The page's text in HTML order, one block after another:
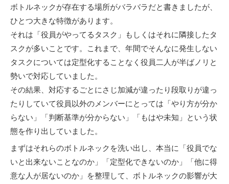
ボトルネックが存在する場所がバラバラだと書きましたが、
ひとつ大きな特徴があります。
それは「役員がやってるタスク」もしくはそれに隣接したタ
スクが多いことです。これまで、年間でそんなに発生しない
タスクについては定型化することなく役員二人が半ばノリと
勢いで対応していました。
その結果、対応するごとにさじ加減が違ったり段取りが違っ
たりしていて役員以外のメンバーにとっては「やり方が分か
らない」「判断基準が分からない」「もはや未知」という状
態を作り出していました。
まずはそれらのボトルネックを洗い出し、本当に「役員でな
いと出来ないことなのか」「定型化できないのか」「他に得
意な人が居ないのか」を整理して、ボトルネックの影響が大